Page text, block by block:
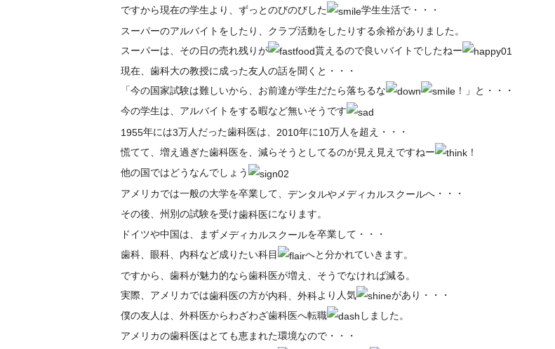
ですから現在の学生より、ずっとのびのびした
学生生活で・・・
スーパーのアルバイトをしたり、クラブ活動をしたりする余裕がありました。
スーパーは、その日の売れ残りが
貰えるので良いバイトでしたねー
現在、歯科大の教授に成った友人の話を聞くと・・・
「今の国家試験は難しいから、お前達が学生だたら落ちるな
！」と・・・
今の学生は、アルバイトをする暇など無いそうです
1955年には3万人だった歯科医は、 2010年に10万人を超え・・・
慌てて、増え過ぎた歯科医を、減らそうとしてるのが見え見えですねー
！
他の国ではどうなんでしょう
アメリカでは一般の大学を卒業して、 デンタルやメディカルスクールへ・・・
その後、州別の試験を受け歯科医になります。
ドイツや中国は、まずメディカルスクールを卒業して・・・
歯科、眼科、内科など成りたい科目
へと分かれていきます。
ですから、歯科が魅力的なら歯科医が増え、そうでなければ減る。
実際、アメリカでは歯科医の方が内科、外科より人気
があり・・・
僕の友人は、外科医からわざわざ歯科医へ転職
しました。
アメリカの歯科医はとても恵まれた環境なので・・・